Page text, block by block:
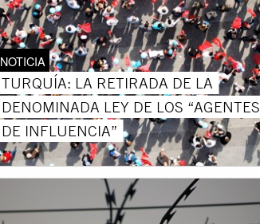
NOTICIA
TURQUÍA: LA RETIRADA DE LA
DENOMINADA LEY DE LOS “AGENTES
DE INFLUENCIA”